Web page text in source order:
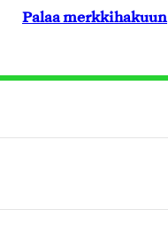
Palaa merkkihakuun